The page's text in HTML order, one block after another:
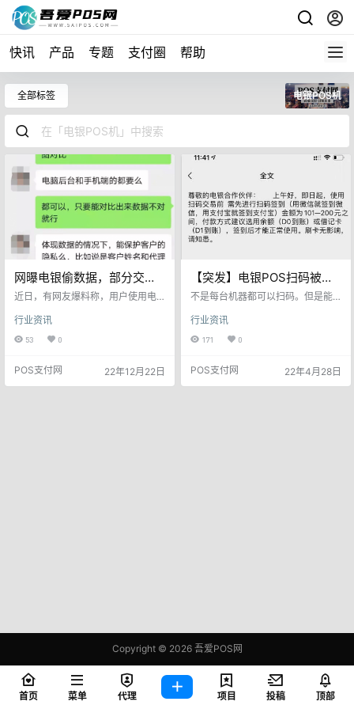
快讯 产品 专题 支付圈 帮助
全部标签 电银POS机
网曝电银偷数据，部分交易
无记录，代理商分润蒸发
近日，有网友爆料称，用户使用电
竟然没有此交易记录，疑似电银偷
数据剽窃代理商分润。 从用户的后
供的代理商后台截图，却没有显示
这4笔交易记录，这4笔交易不翼而
行业资讯
53 0
POS支付网 22年12月22日
【突发】电银POS扫码被风
控，疑借贷比失衡！
不是每台机器都可以扫码。但是能
方支付虚假商户占比过多，产生了
大量的非真实交易。导致多家银行
分，更有甚者直接限制该机构POS
机刷卡功能！于是线上交易成为了
行业资讯
171 0
POS支付网 22年4月28日
Copyright © 2026吾爱POS网
鄂ICP备2021006283号-1
查询 83 次，耗时 0.4947 秒
首页 菜单 代理 项目 投稿 顶部